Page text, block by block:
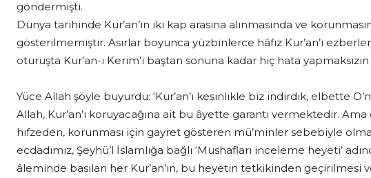
göndermişti.
Dünya tarihinde Kur’an’ın iki kap arasına alınmasında ve
gösterilmemiştir. Asırlar boyunca yüzbinlerce hâfız Kur’an’ı
oturuşta Kur’an-ı Kerim’i baştan sonuna kadar hiç hata yapmaksızın
Yüce Allah şöyle buyurdu: ‘Kur’an’ı kesinlikle biz indirdik, elbette
Allah, Kur’an’ı koruyacağına ait bu âyette garanti vermektedir.
hıfzeden, korunması için gayret gösteren mü’minler sebebiyle
ecdadımız, Şeyhü’l İslamlığa bağlı ‘Mushafları inceleme heyeti’
âleminde basılan her Kur’an’ın, bu heyetin tetkikinden geçirilmesi